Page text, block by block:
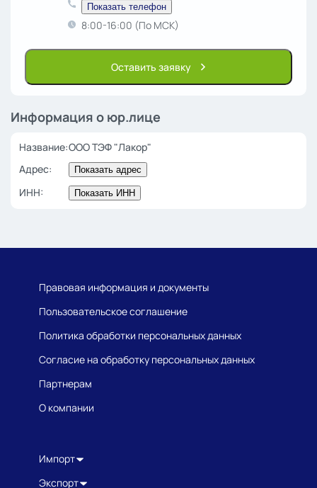
Показать телефон
8:00-16:00 (По МСК)
Оставить заявку
Информация о юр.лице
Название:ООО ТЭФ "Лакор"
Адрес:
Показать адрес
ИНН: Показать ИНН
Правовая информация и документы
Пользовательское соглашение
Политика обработки персональных данных
Согласие на обработку персональных данных
Партнерам
О компании
Импорт
Экспорт